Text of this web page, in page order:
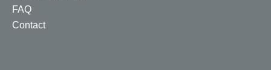
FAQ
Contact